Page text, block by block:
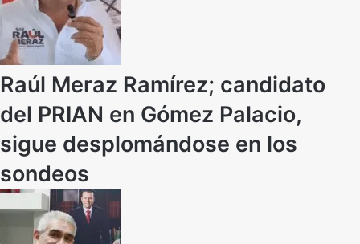
Raúl Meraz Ramírez; candidato
del PRIAN en Gómez Palacio,
sigue desplomándose en los
sondeos